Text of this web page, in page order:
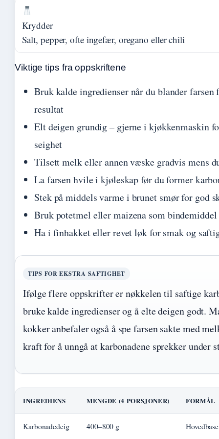
Krydder
Salt, pepper, ofte ingefær, oregano eller chili
Viktige tips fra oppskriftene
Bruk kalde ingredienser når du blander farsen
resultat
Elt deigen grundig – gjerne i kjøkkenmaskin
seighet
Tilsett melk eller annen væske gradvis mens
La farsen hvile i kjøleskap før du former
Stek på middels varme i brunet smør for god
Bruk potetmel eller maizena som bindemiddel
Ha i finhakket eller revet løk for smak og
TIPS FOR EKSTRA SAFTIGHET
Ifølge flere oppskrifter er nøkkelen til saftige
bruke kalde ingredienser og å elte deigen godt.
kokker anbefaler også å spe farsen sakte med
kraft for å unngå at karbonadene sprekker under
INGREDIENS MENGDE (4 PORSJONER) FORMÅL
Karbonadedeig 400–800 g